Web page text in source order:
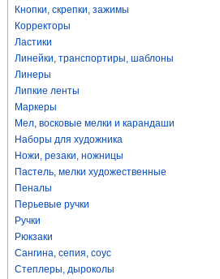
Кнопки, скрепки, зажимы
Корректоры
Ластики
Линейки, транспортиры, шаблоны
Линеры
Липкие ленты
Маркеры
Мел, восковые мелки и карандаши
Наборы для художника
Ножи, резаки, ножницы
Пастель, мелки художественные
Пеналы
Перьевые ручки
Ручки
Рюкзаки
Сангина, сепия, соус
Степлеры, дыроколы